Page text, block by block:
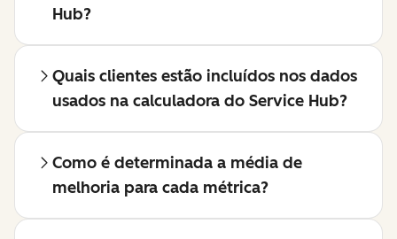
Hub?
Quais clientes estão incluídos nos dados
usados na calculadora do Service Hub?
Como é determinada a média de
melhoria para cada métrica?